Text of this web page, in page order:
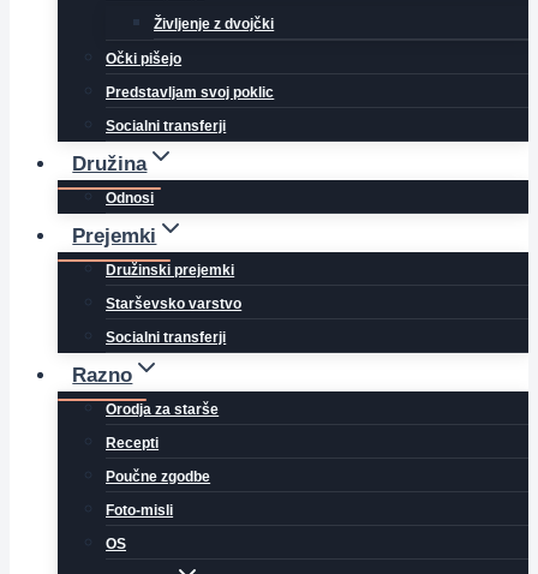
Življenje z dvojčki
Očki pišejo
Predstavljam svoj poklic
Socialni transferji
Družina
Odnosi
Prejemki
Družinski prejemki
Starševsko varstvo
Socialni transferji
Razno
Orodja za starše
Recepti
Poučne zgodbe
Foto-misli
OS